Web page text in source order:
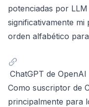
potenciadas por
significativamente mi
orden alfabético
ChatGPT de OpenAI
Como suscriptor de
principalmente para